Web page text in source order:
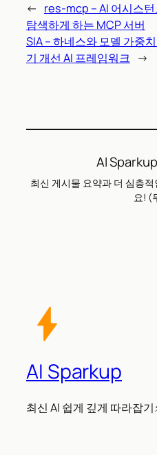
← res-mcp – AI 어시스
탐색하게 하는 MCP 서버
SIA – 하네스와 모델 가중
기 개선 AI 프레임워크 →
AI
최신 게시물 요약과 더 심층
요! (
AI Sparkup
최신 AI 쉽게 깊게 따라잡기